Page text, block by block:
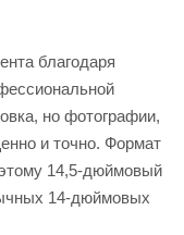
благодаря
но фотографии,
и точно. Формат
14,5-дюймовый
14-дюймовых